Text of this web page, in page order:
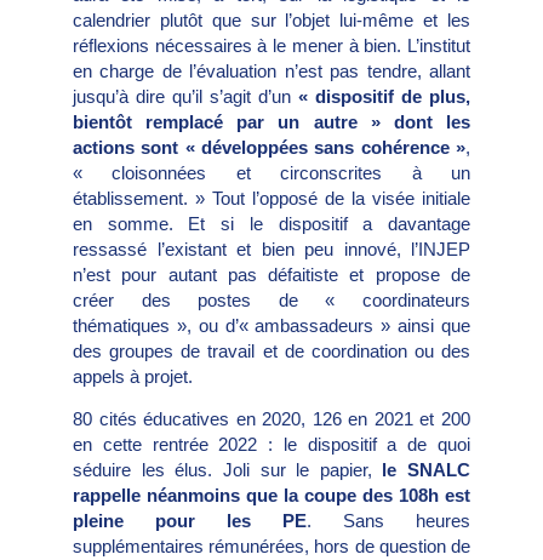
calendrier plutôt que sur l’objet lui-même et les
réflexions nécessaires à le mener à bien. L’institut
en charge de l’évaluation n’est pas tendre, allant
jusqu’à dire qu’il s’agit d’un « dispositif de plus,
bientôt remplacé par un autre » dont les
actions sont « développées sans cohérence »,
« cloisonnées et circonscrites à un
établissement. » Tout l’opposé de la visée initiale
en somme. Et si le dispositif a davantage
ressassé l’existant et bien peu innové, l’INJEP
n’est pour autant pas défaitiste et propose de
créer des postes de « coordinateurs
thématiques », ou d’« ambassadeurs » ainsi que
des groupes de travail et de coordination ou des
appels à projet.
80 cités éducatives en 2020, 126 en 2021 et 200
en cette rentrée 2022 : le dispositif a de quoi
séduire les élus. Joli sur le papier, le SNALC
rappelle néanmoins que la coupe des 108h est
pleine pour les PE. Sans heures
supplémentaires rémunérées, hors de question de